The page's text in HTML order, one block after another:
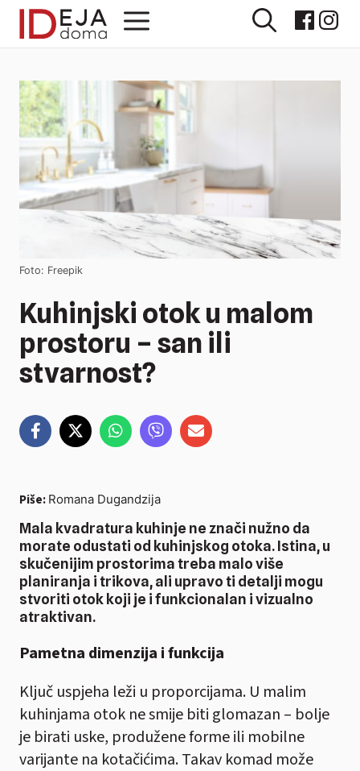
Preskoči
Foto: Freepik
Kuhinjski otok u malom
prostoru – san ili
stvarnost?
Piše: Romana Dugandzija
Mala kvadratura kuhinje ne znači nužno da
morate odustati od kuhinjskog otoka. Istina, u
skučenijim prostorima treba malo više
planiranja i trikova, ali upravo ti detalji mogu
stvoriti otok koji je i funkcionalan i vizualno
atraktivan.
Pametna dimenzija i funkcija
Ključ uspjeha leži u proporcijama. U malim
kuhinjama otok ne smije biti glomazan – bolje
je birati uske, produžene forme ili mobilne
varijante na kotačićima. Takav komad može